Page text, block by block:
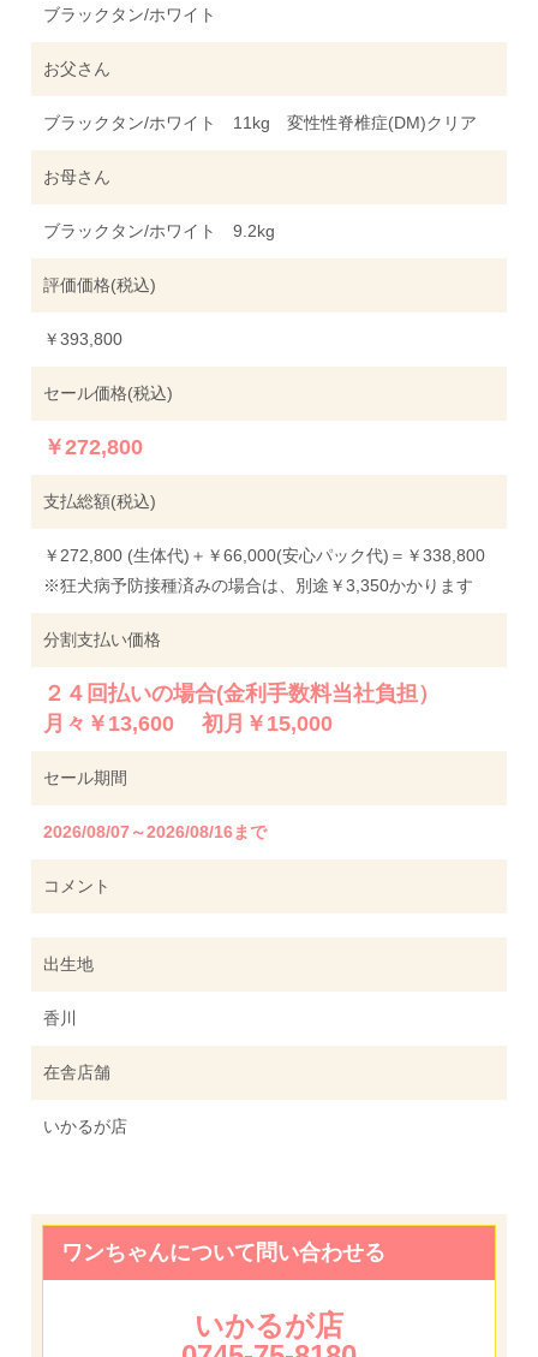
ブラックタン/ホワイト
お父さん
ブラックタン/ホワイト 11kg 変性性脊椎症(DM)クリア
お母さん
ブラックタン/ホワイト 9.2kg
評価価格(税込)
￥393,800
セール価格(税込)
￥272,800
支払総額(税込)
￥272,800 (生体代)＋￥66,000(安心パック代)＝￥338,800
※狂犬病予防接種済みの場合は、別途￥3,350かかります
分割支払い価格
２４回払いの場合(金利手数料当社負担）
月々￥13,600 初月￥15,000
セール期間
2026/08/07～2026/08/16まで
コメント
出生地
香川
在舎店舗
いかるが店
ワンちゃんについて問い合わせる
いかるが店